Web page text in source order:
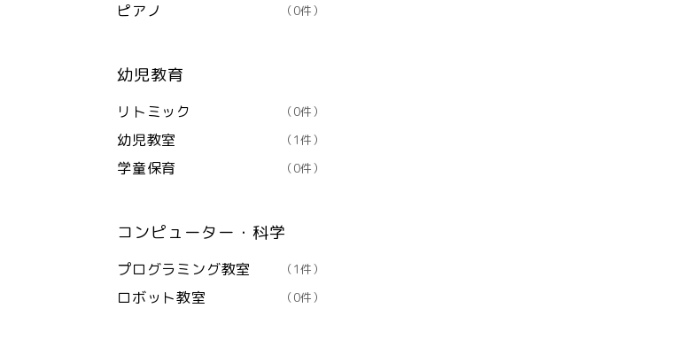
ピアノ （0件）
幼児教育
リトミック （0件）
幼児教室 （1件）
学童保育 （0件）
コンピューター・科学
プログラミング教室 （1件）
ロボット教室 （0件）